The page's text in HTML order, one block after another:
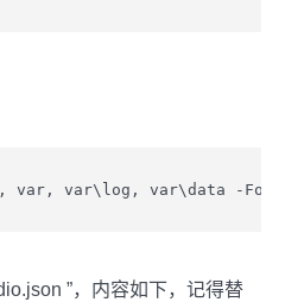
var, var\log, var\data -
”，内容如下，记得替